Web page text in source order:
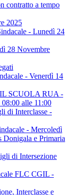
contratto a tempo
2025
- Lunedì 24
28 Novembre
- Venerdì 14
SCUOLA RUA -
alle 11:00
di Interclasse -
- Mercoledì
Donigala e Primaria
di Intersezione
FLC CGIL -
Interclasse e